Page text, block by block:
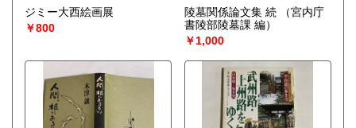
ジミー大西絵画展
￥800
陵墓関係論文集 続
（宮内庁
書陵部陵墓課 編）
￥1,000